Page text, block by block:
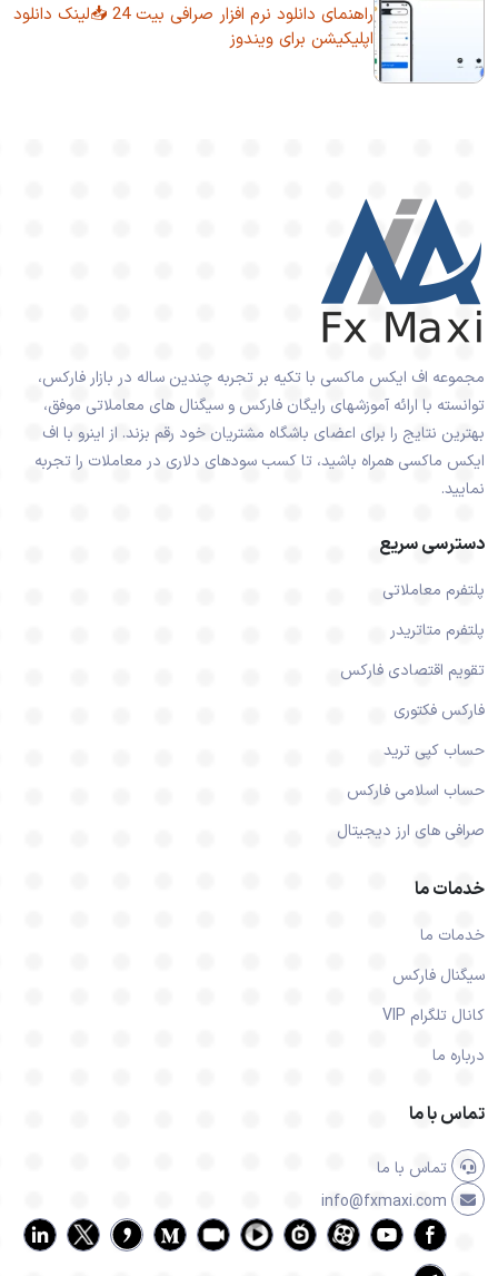
راهنمای دانلود نرم افزار صرافی بیت 24 📥لینک دانلود
اپلیکیشن برای ویندوز
مجموعه اف ایکس ماکسی با تکیه بر تجربه چندین ساله در بازار فارکس،
توانسته با ارائه آموزشهای رایگان فارکس و سیگنال های معاملاتی موفق،
بهترین نتایج را برای اعضای باشگاه مشتریان خود رقم بزند. از اینرو با اف
ایکس ماکسی همراه باشید، تا کسب سودهای دلاری در معاملات را تجربه
نمایید.
دسترسی سریع
پلتفرم معاملاتی
پلتفرم متاتریدر
تقویم اقتصادی فارکس
فارکس فکتوری
حساب کپی ترید
حساب اسلامی فارکس
صرافی های ارز دیجیتال
خدمات ما
خدمات ما
سیگنال فارکس
کانال تلگرام VIP
درباره ما
تماس با ما
تماس با ما